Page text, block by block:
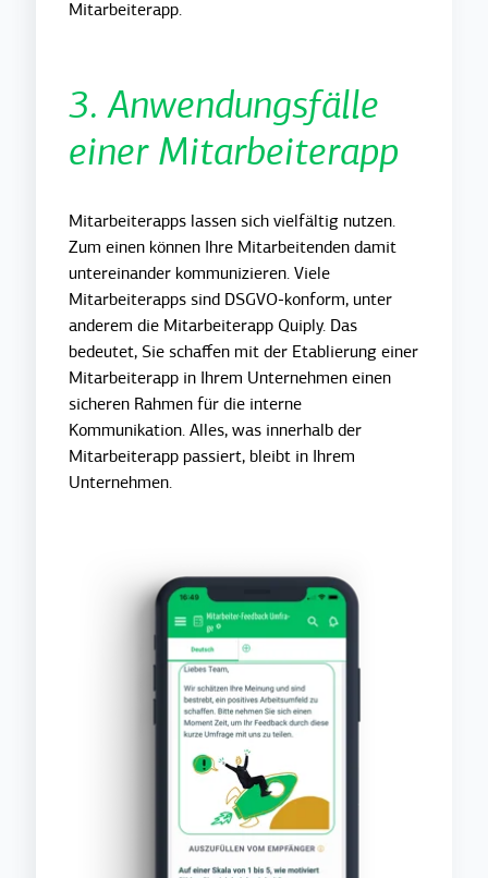
Mitarbeiterapp.
3. Anwendungsfälle
einer Mitarbeiterapp
Mitarbeiterapps lassen sich vielfältig nutzen.
Zum einen können Ihre Mitarbeitenden damit
untereinander kommunizieren. Viele
Mitarbeiterapps sind DSGVO-konform, unter
anderem die Mitarbeiterapp Quiply. Das
bedeutet, Sie schaffen mit der Etablierung einer
Mitarbeiterapp in Ihrem Unternehmen einen
sicheren Rahmen für die interne
Kommunikation. Alles, was innerhalb der
Mitarbeiterapp passiert, bleibt in Ihrem
Unternehmen.